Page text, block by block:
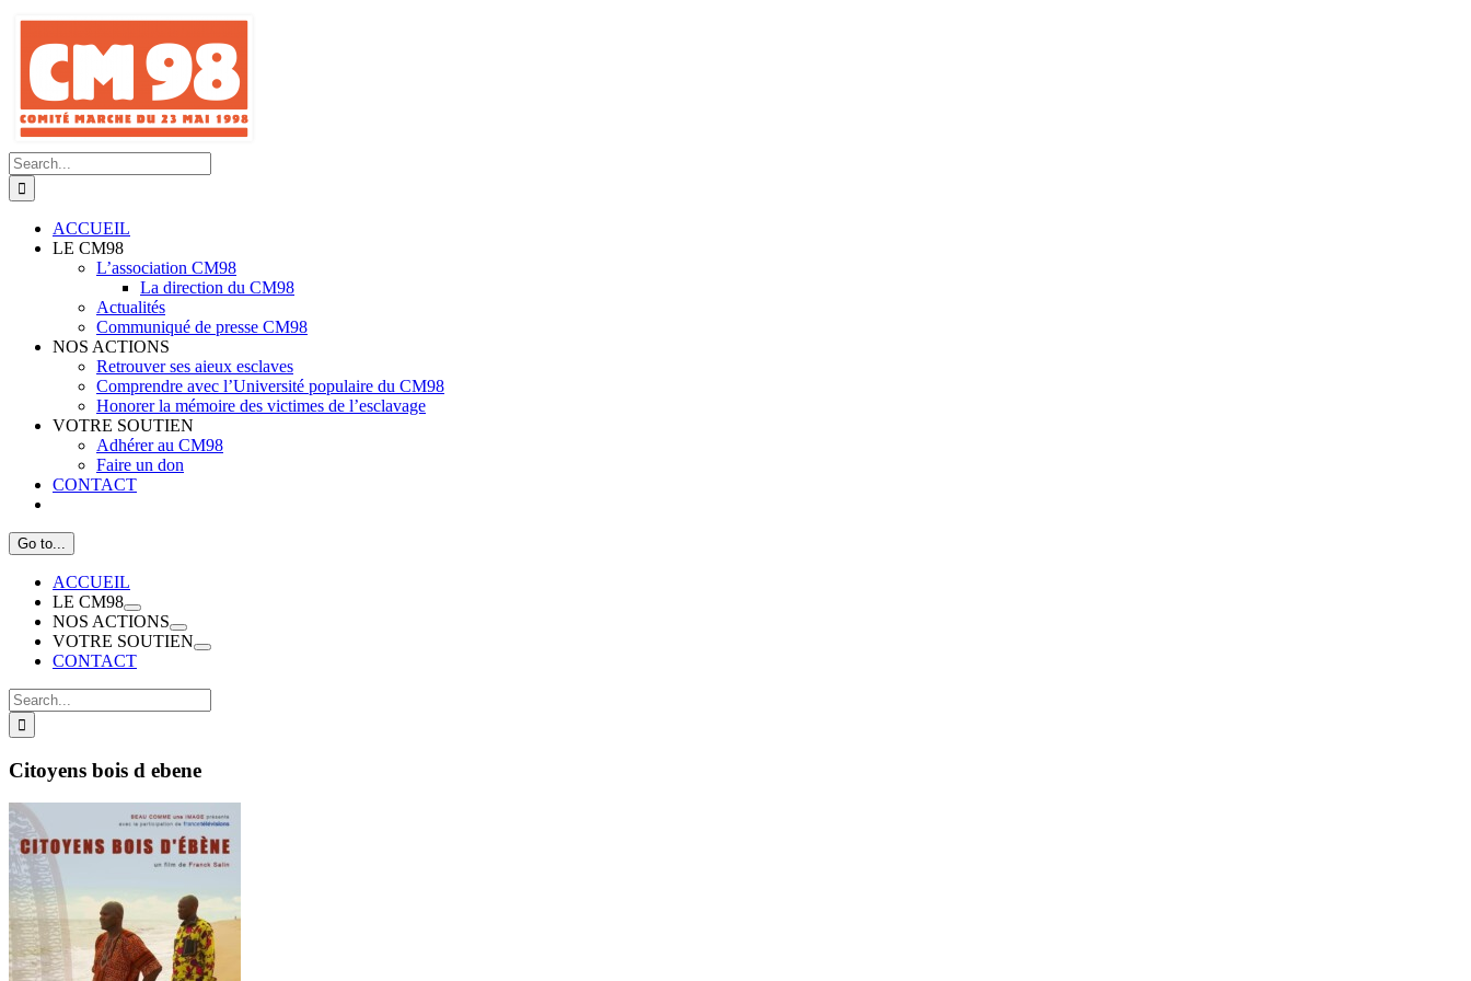
Skip
content
Search
for:
ACCUEIL
LE CM98
L’association CM98
La direction du CM98
Actualités
Communiqué de presse CM98
NOS ACTIONS
Retrouver ses aieux esclaves
Comprendre avec l’Université populaire du CM98
Honorer la mémoire des victimes de l’esclavage
VOTRE SOUTIEN
Adhérer au CM98
Faire un don
CONTACT
Go to...
ACCUEIL
LE CM98
NOS ACTIONS
VOTRE SOUTIEN
CONTACT
Search
for:
Citoyens bois d ebene